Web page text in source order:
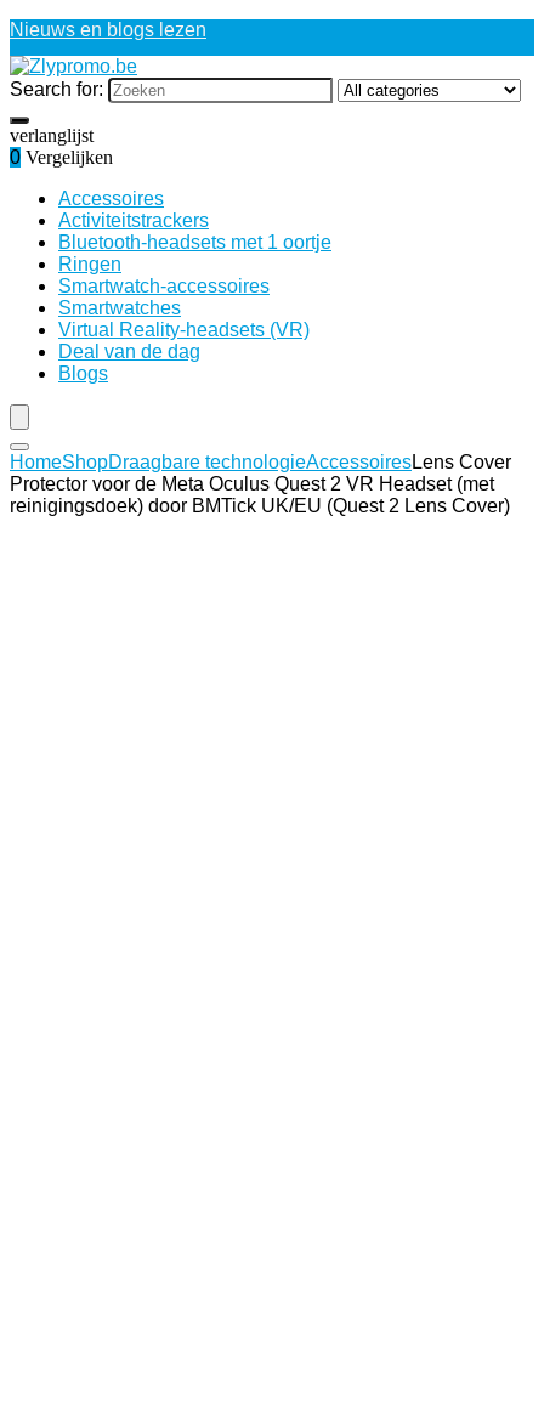
Nieuws en blogs lezen
Search for:
verlanglijst
0 Vergelijken
Accessoires
Activiteitstrackers
Bluetooth-headsets met 1 oortje
Ringen
Smartwatch-accessoires
Smartwatches
Virtual Reality-headsets (VR)
Deal van de dag
Blogs
HomeShopDraagbare technologieAccessoiresLens Cover
Protector voor de Meta Oculus Quest 2 VR Headset (met
reinigingsdoek) door BMTick UK/EU (Quest 2 Lens Cover)